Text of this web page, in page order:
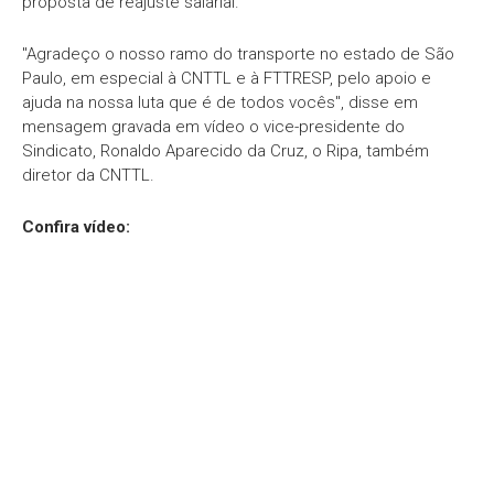
"Agradeço o nosso ramo do transporte no estado de São
Paulo, em especial à CNTTL e à FTTRESP, pelo apoio e
ajuda na nossa luta que é de todos vocês", disse em
mensagem gravada em vídeo o vice-presidente do
Sindicato, Ronaldo Aparecido da Cruz, o Ripa, também
diretor da CNTTL.
Confira vídeo: